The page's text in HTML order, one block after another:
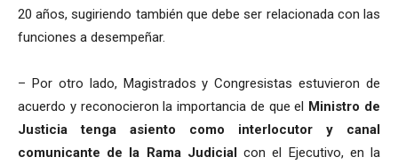
20 años, sugiriendo también que debe ser relacionada con las
funciones a desempeñar.
– Por otro lado, Magistrados y Congresistas estuvieron de
acuerdo y reconocieron la importancia de que el Ministro de
Justicia tenga asiento como interlocutor y canal
comunicante de la Rama Judicialcon el Ejecutivo, en la